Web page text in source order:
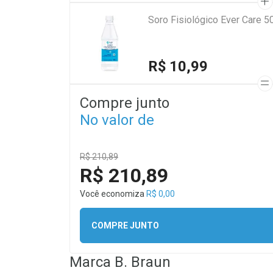
Soro Fisiológico Ever Care
R$ 10,99
Compre junto
No valor de
R$ 210,89
R$ 210,89
Você economiza R$ 0,00
COMPRE JUNTO
Marca B. Braun